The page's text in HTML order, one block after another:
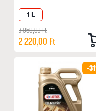
1 L
3 950,00 Ft
2 220,00 Ft
-